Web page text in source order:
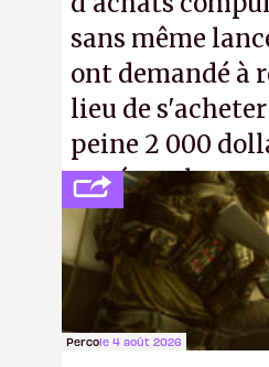
sans même
ont demandé à
lieu de
peine 2 000
payé que le
petits malins
facilement.P.
Percole 4 août 2026